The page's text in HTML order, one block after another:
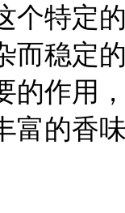
个特定
而稳定
的作用
富的香